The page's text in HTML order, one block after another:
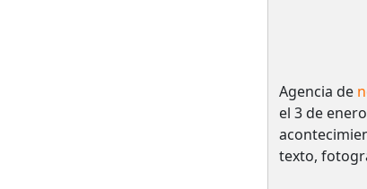
Agencia de
el 3 de
texto,